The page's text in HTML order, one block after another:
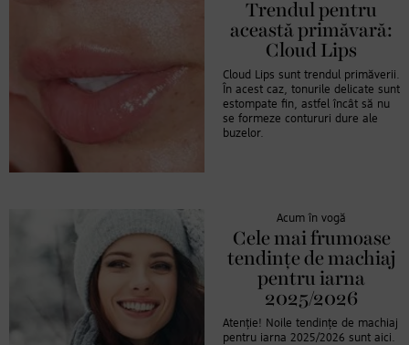
Trendul pentru
această primăvară:
Cloud Lips
Cloud Lips sunt trendul primăverii.
În acest caz, tonurile delicate sunt
estompate fin, astfel încât să nu
se formeze contururi dure ale
buzelor.
Acum în vogă
Cele mai frumoase
tendințe de machiaj
pentru iarna
2025/2026
Atenție! Noile tendințe de machiaj
pentru iarna 2025/2026 sunt aici.